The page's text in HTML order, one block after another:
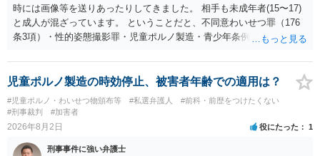
時には画像等を送りあったりしてきました。 相手も未成年者(15〜17)
と成人が混ざっています。 ということだと、不同意わいせつ罪（176
条3項）・性的姿態撮影罪・児童ポルノ製造・青少年条例違反（わいせ
で、警察にバレれば、それなりの捜査を受けるでしょう。
児童ポルノ製造の時効停止、被害者年齢での適用は？
#児童ポルノ・わいせつ物頒布等 #私選弁護人
#前科・前歴をつけたくない
#刑事裁判
#加害者
2026年8月2日 役にたった 1
刑事事件に強い弁護士